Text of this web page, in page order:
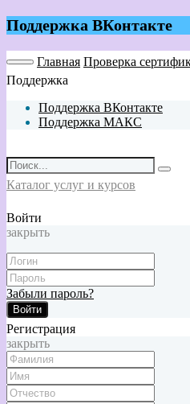
Поддержка ВКонтакте
Главная Проверка
Поддержка
Поддержка ВКонтакте
Поддержка МАКС
Каталог услуг и курсов
Войти
закрыть
Забыли пароль?
Войти
Регистрация
закрыть